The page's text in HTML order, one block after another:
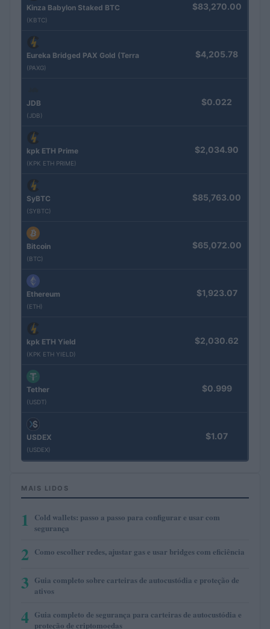
Kinza Babylon Staked BTC
(KBTC)
$83,270.00
Eureka Bridged PAX Gold (Terra
(PAXG)
$4,205.78
JDB
(JDB)
$0.022
kpk ETH Prime
(KPK ETH PRIME)
$2,034.90
SyBTC
(SYBTC)
$85,763.00
Bitcoin
(BTC)
$65,072.00
Ethereum
(ETH)
$1,923.07
kpk ETH Yield
(KPK ETH YIELD)
$2,030.62
Tether
(USDT)
$0.999
USDEX
(USDEX)
$1.07
MAIS LIDOS
1
Cold wallets: passo a passo para configurar e usar com
segurança
2 Como escolher redes, ajustar gas e usar bridges com eficiência
3 Guia completo sobre carteiras de autocustódia e proteção de
ativos
4 Guia completo de segurança para carteiras de autocustódia e
proteção de criptomoedas